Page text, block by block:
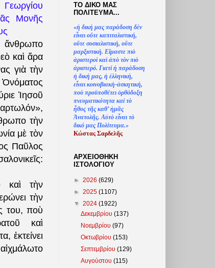
Μονῆς
καὶ ἄρα
γιὰ τὴν
Ἰησοῦ
τὴν
μὲ τὸν
Παῦλος
τὴν
τὴν
του, ποὺ
καὶ
ἐκτείνει
ΤΟ ΔΙΚΟ ΜΑΣ
ΠΟΛΙΤΕΥΜΑ...
«ἡ δική μας παράδοση δὲν
εἶναι οὔτε καπιταλιστική,
οὔτε σοσιαλιστική, οὔτε
μαρξιστική. Εἴμαστε πιὸ
ἀριστεροὶ καὶ ἀπὸ τὸν πιὸ
ἀριστερό. Γιατίἡ παράδοση
ἡ δική μας, ἡ ἑλληνική,
εἶναι κοινοβιακὴ-ἀσκητική,
ποὺ προϋποθέτει ὀρθόδοξη
πνευματικότητα καὶ τὸ
ἦθος τῆς καθ’ἠμᾶς
Ἀνατολῆς. Αὐτὸ εἶναι τὸ
δικό μας Πολίτευμα.»
Κώστας Σαρδελῆς
ΑΡΧΕΙΟΘΗΚΗ
ΙΣΤΟΛΟΓΙΟΥ
► 2026 (629)
► 2025 (1107)
▼ 2024 (1922)
Δεκεμβρίου(137)
Νοεμβρίου(97)
Οκτωβρίου(153)
Σεπτεμβρίου(129)
Αυγούστου(115)